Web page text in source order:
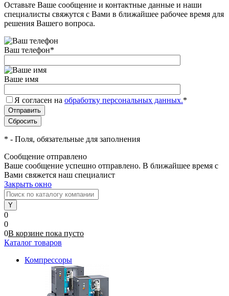
Оставьте Ваше сообщение и контактные данные и наши
специалисты свяжутся с Вами в ближайшее рабочее время для
решения Вашего вопроса.
Ваш телефон*
Ваше имя
Я согласен на обработку персональных данных.*
* - Поля, обязательные для заполнения
Сообщение отправлено
Ваше сообщение успешно отправлено. В ближайшее время с
Вами свяжется наш специалист
Закрыть окно
0
0
0В корзине пока пусто
Каталог товаров
Компрессоры